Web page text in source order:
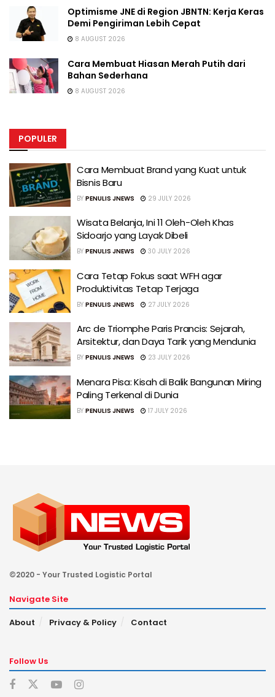
Optimisme JNE di Region JBNTN: Kerja Keras
Demi Pengiriman Lebih Cepat
8 AUGUST 2026
Cara Membuat Hiasan Merah Putih dari
Bahan Sederhana
8 AUGUST 2026
POPULER
Cara Membuat Brand yang Kuat untuk
Bisnis Baru
BY PENULIS JNEWS 29 JULY 2026
Wisata Belanja, Ini 11 Oleh-Oleh Khas
Sidoarjo yang Layak Dibeli
BY PENULIS JNEWS 30 JULY 2026
Cara Tetap Fokus saat WFH agar
Produktivitas Tetap Terjaga
BY PENULIS JNEWS 27 JULY 2026
Arc de Triomphe Paris Prancis: Sejarah,
Arsitektur, dan Daya Tarik yang Mendunia
BY PENULIS JNEWS 23 JULY 2026
Menara Pisa: Kisah di Balik Bangunan Miring
Paling Terkenal di Dunia
BY PENULIS JNEWS 17 JULY 2026
©2020 - Your Trusted Logistic Portal
Navigate Site
About
Privacy & Policy Contact
Follow Us